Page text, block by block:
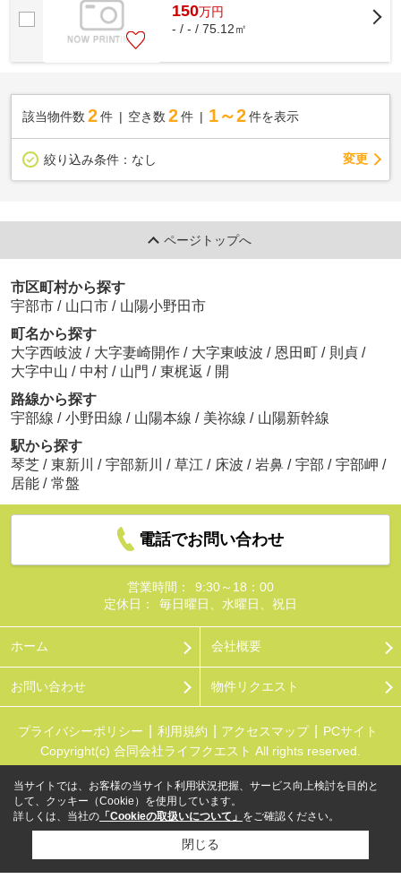
150万円
- / - / 75.12㎡
該当物件数 2件 空き数 2 件 1～2 件を表示
絞り込み条件： なし 変更
ページトップへ
市区町村から探す
宇部市 / 山口市 / 山陽小野田市
町名から探す
大字西岐波 / 大字妻崎開作 / 大字東岐波 / 恩田町 / 則貞 /
大字中山 / 中村 / 山門 / 東梶返 / 開
路線から探す
宇部線 / 小野田線 / 山陽本線 / 美祢線 / 山陽新幹線
駅から探す
琴芝 / 東新川 / 宇部新川 / 草江 / 床波 / 岩鼻 / 宇部 / 宇部岬 /
居能 / 常盤
電話でお問い合わせ
営業時間：
9:30～18：00
定休日：
毎日曜日、水曜日、祝日
ホーム 会社概要
お問い合わせ 物件リクエスト
プライバシーポリシー 利用規約 アクセスマップ
PCサイト
Copyright(c) 合同会社ライフクエスト All rights reserved.
当サイトでは、お客様の当サイト利用状況把握、サービス向上検討を目的と
して、クッキー（Cookie）を使用しています。
詳しくは、当社の 「Cookieの取扱いについて」 をご確認ください。
閉じる